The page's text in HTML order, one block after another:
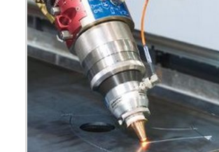
Metalúrgica Eireli o cliente
qualidade e um design...